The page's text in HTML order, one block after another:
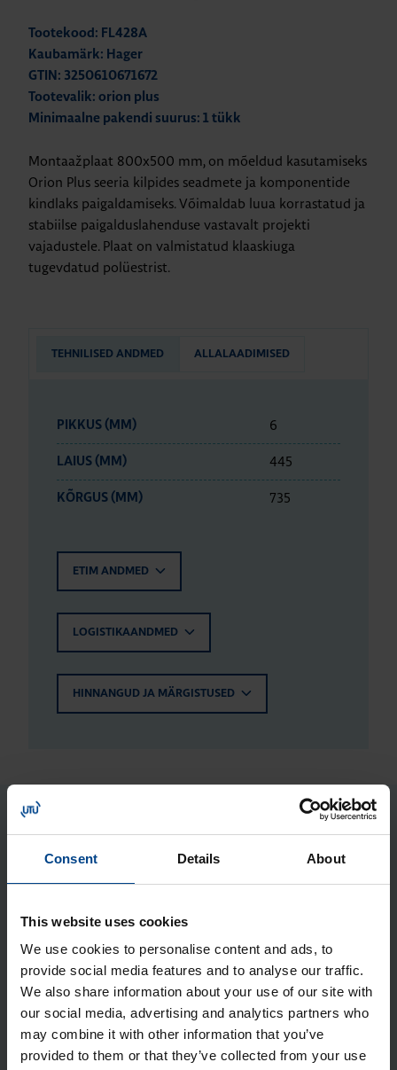
Consent Details About
This website uses cookies
We use cookies to personalise content and ads, to
provide social media features and to analyse our traffic.
We also share information about your use of our site with
our social media, advertising and analytics partners who
may combine it with other information that you’ve
provided to them or that they’ve collected from your use
Tootekood: FL428A
Kaubamärk: Hager
GTIN: 3250610671672
Tootevalik: orion plus
Minimaalne pakendi suurus: 1 tükk
Montaažplaat 800x500 mm, on mõeldud kasutamiseks
Orion Plus seeria kilpides seadmete ja komponentide
kindlaks paigaldamiseks. Võimaldab luua korrastatud ja
stabiilse paigalduslahenduse vastavalt projekti
vajadustele. Plaat on valmistatud klaaskiuga
tugevdatud polüestrist.
TEHNILISED ANDMED ALLALAADIMISED
PIKKUS (MM) 6
LAIUS (MM) 445
KÕRGUS (MM) 735
ETIM ANDMED
LOGISTIKAANDMED
HINNANGUD JA MÄRGISTUSED
Seotud tooted
Jao­tus­kilp Orion Plus, aknaga,
Tootekood: FL171A
Jao­tus­kilp Orion Plus, 800x500x200
mm, metall, IP65
Tootekood: FL121A
Jao­tus­kilp Orion Plus, 800x500x250